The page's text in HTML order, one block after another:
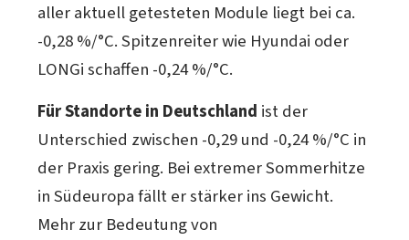
aller aktuell getesteten Module liegt bei ca.
-0,28 %/°C. Spitzenreiter wie Hyundai oder
LONGi schaffen -0,24 %/°C.
Für Standorte in Deutschland ist der
Unterschied zwischen -0,29 und -0,24 %/°C in
der Praxis gering. Bei extremer Sommerhitze
in Südeuropa fällt er stärker ins Gewicht.
Mehr zur Bedeutung von